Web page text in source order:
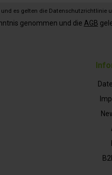
es gelten die Datenschutzrichtlinie
genommen und die AGB